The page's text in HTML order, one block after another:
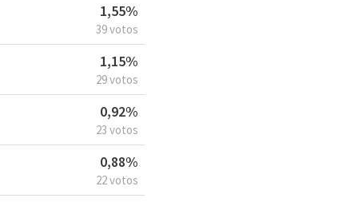
1,55%
39 votos
1,15%
29 votos
0,92%
23 votos
0,88%
22 votos